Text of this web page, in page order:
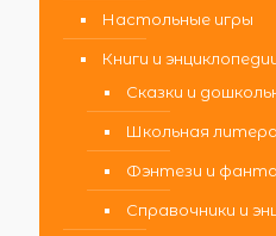
Настольные игры
Книги и
Сказки и
Школьная
Фэнтези и
Справочники и